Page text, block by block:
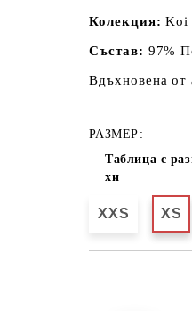
Колекция: Koi
Състав: 97%
Вдъхновена от
РАЗМЕР:
Таблица с
хи
XXS XS